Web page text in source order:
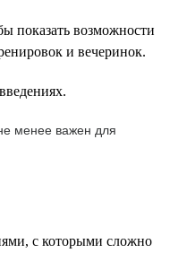
показать возможности
и вечеринок.
менее важен для
с которыми сложно